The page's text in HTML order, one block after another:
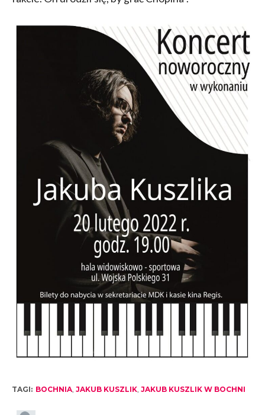
TAGI: BOCHNIA, JAKUB KUSZLIK, JAKUB KUSZLIK W BOCHNI